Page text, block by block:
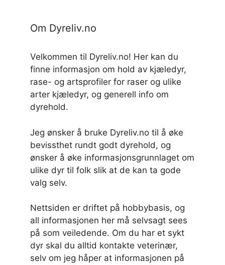
Om Dyreliv.no
Velkommen til Dyreliv.no! Her kan du
finne informasjon om hold av kjæledyr,
rase- og artsprofiler for raser og ulike
arter kjæledyr, og generell info om
dyrehold.
Jeg ønsker å bruke Dyreliv.no til å øke
bevissthet rundt godt dyrehold, og
ønsker å øke informasjonsgrunnlaget om
ulike dyr til folk slik at de kan ta gode
valg selv.
Nettsiden er driftet på hobbybasis, og
all informasjonen her må selvsagt sees
på som veiledende. Om du har et sykt
dyr skal du alltid kontakte veterinær,
selv om jeg håper at informasjonen på